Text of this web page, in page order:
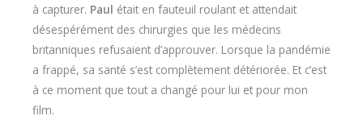
à capturer. Paul était en fauteuil roulant et attendait
désespérément des chirurgies que les médecins
britanniques refusaient d’approuver. Lorsque la pandémie
a frappé, sa santé s’est complètement détériorée. Et c’est
à ce moment que tout a changé pour lui et pour mon
film.